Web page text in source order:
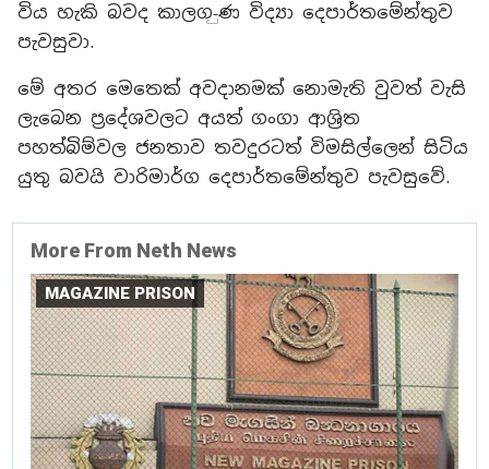
විය හැකි බවද කාලග-ුණ විද්‍යා දෙපාර්තමේන්තුව
පැවසුවා.
මේ අතර මෙතෙක් අවදානමක් නොමැති වුවත් වැසි
ලැබෙන ප්‍රදේශවලට අයත් ගංගා ආශ්‍රිත
පහත්බිම්වල ජනතාව තවදුරටත් විමසිල්ලෙන් සිටිය
යුතු බවයි වාරිමාර්ග දෙපාර්තමේන්තුව පැවසුවේ.
More From Neth News
MAGAZINE PRISON